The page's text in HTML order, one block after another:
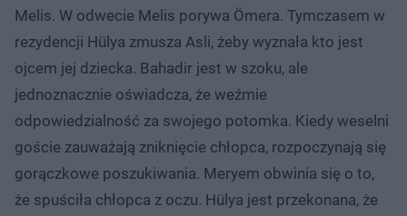
Melis. W odwecie Melis porywa Ömera. Tymczasem w
rezydencji Hülya zmusza Asli, żeby wyznała kto jest
ojcem jej dziecka. Bahadir jest w szoku, ale
jednoznacznie oświadcza, że weźmie
odpowiedzialność za swojego potomka. Kiedy weselni
goście zauważają zniknięcie chłopca, rozpoczynają się
gorączkowe poszukiwania. Meryem obwinia się o to,
że spuściła chłopca z oczu. Hülya jest przekonana, że